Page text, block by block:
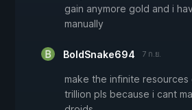
gain anymore gold and i
manually
BoldSnake694 7 ก.ย.
make the infinite
trillion pls because i cant